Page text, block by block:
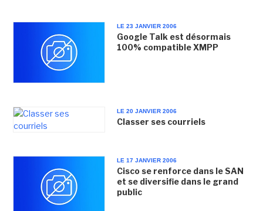
LE 23 JANVIER 2006
Google Talk est désormais
100% compatible XMPP
LE 20 JANVIER 2006
Classer ses courriels
LE 17 JANVIER 2006
Cisco se renforce dans le SAN
et se diversifie dans le grand
public